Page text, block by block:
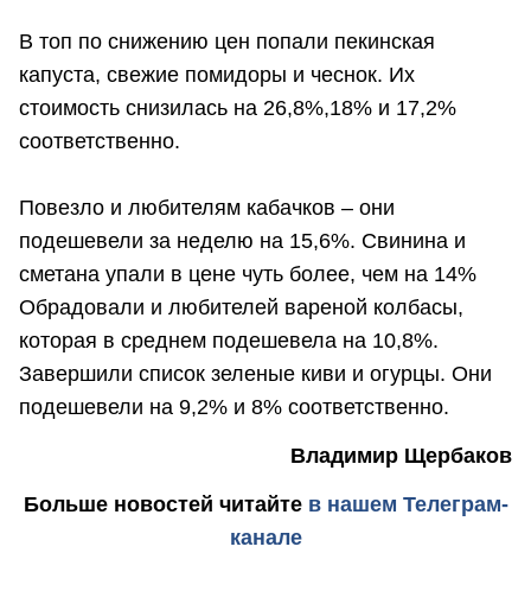
В топ по снижению цен попали пекинская
капуста, свежие помидоры и чеснок. Их
стоимость снизилась на 26,8%,18% и 17,2%
соответственно.
Повезло и любителям кабачков – они
подешевели за неделю на 15,6%. Свинина и
сметана упали в цене чуть более, чем на 14%
Обрадовали и любителей вареной колбасы,
которая в среднем подешевела на 10,8%.
Завершили список зеленые киви и огурцы. Они
подешевели на 9,2% и 8% соответственно.
Владимир Щербаков
Больше новостей читайте в нашем Телеграм-
канале